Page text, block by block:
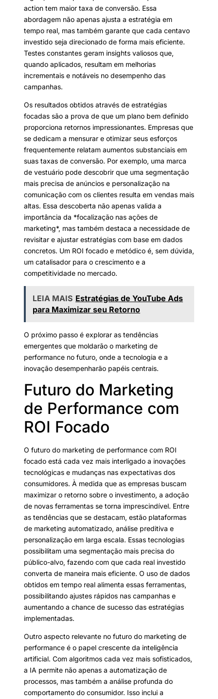
action tem maior taxa de conversão. Essa
abordagem não apenas ajusta a estratégia em
tempo real, mas também garante que cada centavo
investido seja direcionado de forma mais eficiente.
Testes constantes geram insights valiosos que,
quando aplicados, resultam em melhorias
incrementais e notáveis no desempenho das
campanhas.
Os resultados obtidos através de estratégias
focadas são a prova de que um plano bem definido
proporciona retornos impressionantes. Empresas que
se dedicam a mensurar e otimizar seus esforços
frequentemente relatam aumentos substanciais em
suas taxas de conversão. Por exemplo, uma marca
de vestuário pode descobrir que uma segmentação
mais precisa de anúncios e personalização na
comunicação com os clientes resulta em vendas mais
altas. Essa descoberta não apenas valida a
importância da *focalização nas ações de
marketing*, mas também destaca a necessidade de
revisitar e ajustar estratégias com base em dados
concretos. Um ROI focado e metódico é, sem dúvida,
um catalisador para o crescimento e a
competitividade no mercado.
LEIA MAIS Estratégias de YouTube Ads
para Maximizar seu Retorno
O próximo passo é explorar as tendências
emergentes que moldarão o marketing de
performance no futuro, onde a tecnologia e a
inovação desempenharão papéis centrais.
Futuro do Marketing
de Performance com
ROI Focado
O futuro do marketing de performance com ROI
focado está cada vez mais interligado a inovações
tecnológicas e mudanças nas expectativas dos
consumidores. À medida que as empresas buscam
maximizar o retorno sobre o investimento, a adoção
de novas ferramentas se torna imprescindível. Entre
as tendências que se destacam, estão plataformas
de marketing automatizado, análise preditiva e
personalização em larga escala. Essas tecnologias
possibilitam uma segmentação mais precisa do
público-alvo, fazendo com que cada real investido
converta de maneira mais eficiente. O uso de dados
obtidos em tempo real alimenta essas ferramentas,
possibilitando ajustes rápidos nas campanhas e
aumentando a chance de sucesso das estratégias
implementadas.
Outro aspecto relevante no futuro do marketing de
performance é o papel crescente da inteligência
artificial. Com algoritmos cada vez mais sofisticados,
a IA permite não apenas a automatização de
processos, mas também a análise profunda do
comportamento do consumidor. Isso inclui a